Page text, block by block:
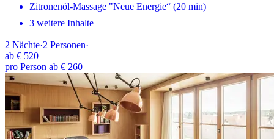
Zitronenöl-Massage "Neue Energie“ (20 min)
3 weitere Inhalte
2 Nächte·2 Personen·
ab € 520
pro Person ab € 260